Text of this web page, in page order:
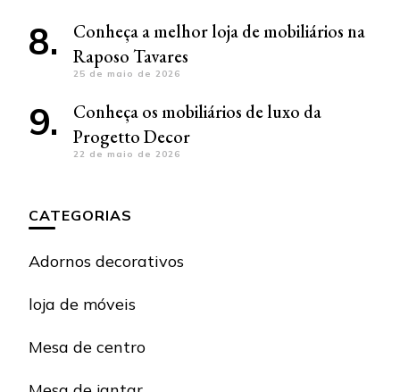
Conheça a melhor loja de mobiliários na
Raposo Tavares
25 de maio de 2026
Conheça os mobiliários de luxo da
Progetto Decor
22 de maio de 2026
CATEGORIAS
Adornos decorativos
loja de móveis
Mesa de centro